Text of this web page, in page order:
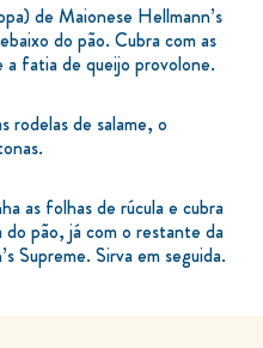
de Maionese Hellmann’s
do pão. Cubra com as
fatia de queijo provolone.
rodelas de salame, o
as folhas de rúcula e cubra
do pão, já com o restante da
Supreme. Sirva em seguida.